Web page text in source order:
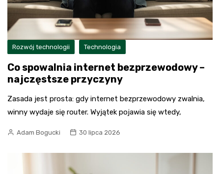
Rozwój technologii Technologia
Co spowalnia internet bezprzewodowy –
najczęstsze przyczyny
Zasada jest prosta: gdy internet bezprzewodowy zwalnia,
winny wydaje się router. Wyjątek pojawia się wtedy,
Adam Bogucki 30 lipca 2026